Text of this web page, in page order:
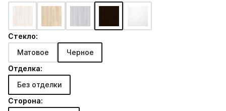
Стекло:
Матовое
Черное
Отделка:
Без отделки
Сторона: